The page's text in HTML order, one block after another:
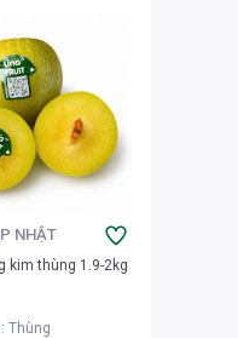
NHẬT
kim thùng 1.9-2kg
:Thùng